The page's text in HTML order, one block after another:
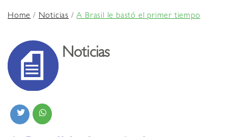
Home/Noticias /A Brasil le bastó el primer tiempo
Noticias